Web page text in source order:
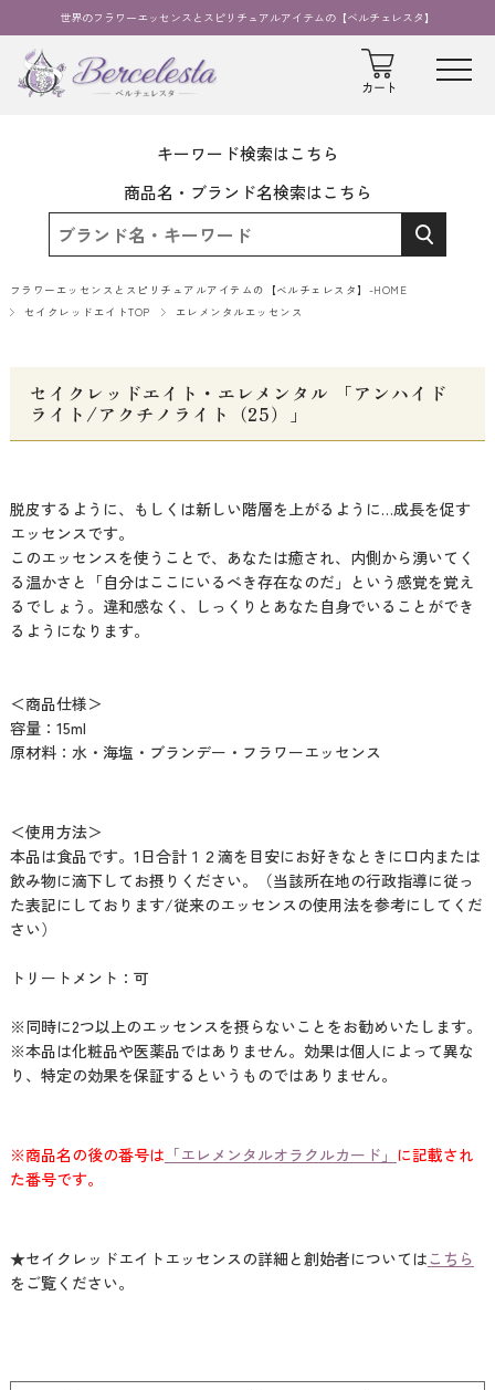
世界のフラワーエッセンスとスピリチュアルアイテムの【ベルチェレスタ】
キーワード検索はこちら
商品名・ブランド名検索はこちら
フラワーエッセンスとスピリチュアルアイテムの【ベルチェレスタ】-HOME
セイクレッドエイトTOP
エレメンタルエッセンス
セイクレッドエイト・エレメンタル 「アンハイド
ライト/アクチノライト（25）」
脱皮するように、もしくは新しい階層を上がるように…成長を促す
エッセンスです。
このエッセンスを使うことで、あなたは癒され、内側から湧いてく
る温かさと「自分はここにいるべき存在なのだ」という感覚を覚え
るでしょう。違和感なく、しっくりとあなた自身でいることができ
るようになります。
＜商品仕様＞
容量：15ml
原材料：水・海塩・ブランデー・フラワーエッセンス
＜使用方法＞
本品は食品です。1日合計１２滴を目安にお好きなときに口内または
飲み物に滴下してお摂りください。（当該所在地の行政指導に従っ
た表記にしております/従来のエッセンスの使用法を参考にしてくだ
さい）
トリートメント：可
※同時に2つ以上のエッセンスを摂らないことをお勧めいたします。
※本品は化粧品や医薬品ではありません。効果は個人によって異な
り、特定の効果を保証するというものではありません。
※商品名の後の番号は 「エレメンタルオラクルカード」 に記載され
た番号です。
★セイクレッドエイトエッセンスの詳細と創始者についてはこちら
をご覧ください。